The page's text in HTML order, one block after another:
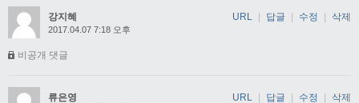
강지혜
2017.04.07 7:18 오후
비공개 댓글
URL 답글 수정 삭제
류은영 URL 답글 수정 삭제